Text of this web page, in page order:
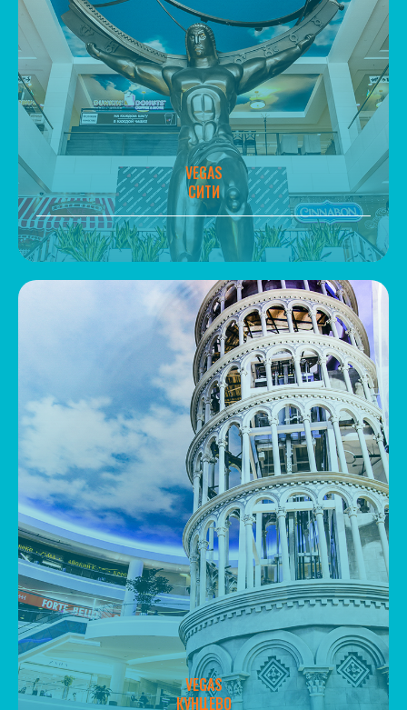
VEGAS
СИТИ
VEGAS
КУНЦЕВО